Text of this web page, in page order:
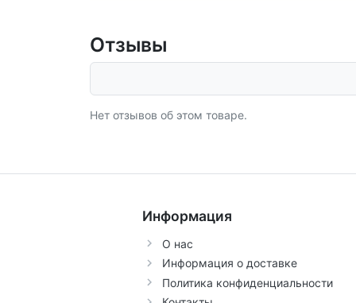
Отзывы
Нет отзывов об этом товаре.
Информация
О нас
Информация о доставке
Политика конфиденциальности